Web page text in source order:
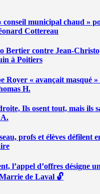
conseil municipal chaud »
Cottereau
Bertier contre Jean-
à Poitiers
Royer « avançait masqué »
H.
Ils osent tout, mais ils
profs et élèves défilent
l’appel d’offres désigne
de Laval 🔓